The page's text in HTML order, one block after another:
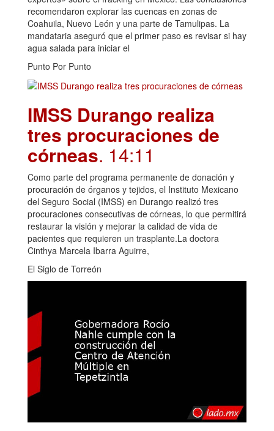
recomendaron explorar las cuencas en zonas de
Coahuila, Nuevo León y una parte de Tamulipas. La
mandataria aseguró que el primer paso es revisar si hay
agua salada para iniciar el
Punto Por Punto
IMSS Durango realiza
tres procuraciones de
córneas. 14:11
Como parte del programa permanente de donación y
procuración de órganos y tejidos, el Instituto Mexicano
del Seguro Social (IMSS) en Durango realizó tres
procuraciones consecutivas de córneas, lo que permitirá
restaurar la visión y mejorar la calidad de vida de
pacientes que requieren un trasplante.La doctora
Cinthya Marcela Ibarra Aguirre,
El Siglo de Torreón